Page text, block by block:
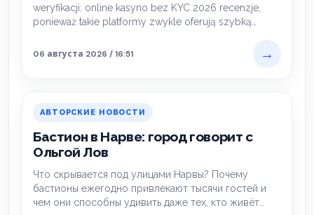
weryfikacji: online kasyno bez KYC 2026 recenzje,
ponieważ takie platformy zwykle oferują szybką…
06 августа 2026 / 16:51 →
АВТОРСКИЕ НОВОСТИ
Бастион в Нарве: город говорит с
Ольгой Лов
Что скрывается под улицами Нарвы? Почему
бастионы ежегодно привлекают тысячи гостей и
чем они способны удивить даже тех, кто живёт…